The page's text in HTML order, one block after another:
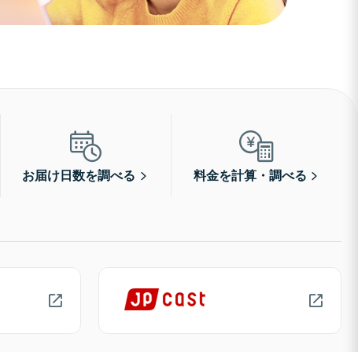
お届け日数を調べる 料金を計算・調べる